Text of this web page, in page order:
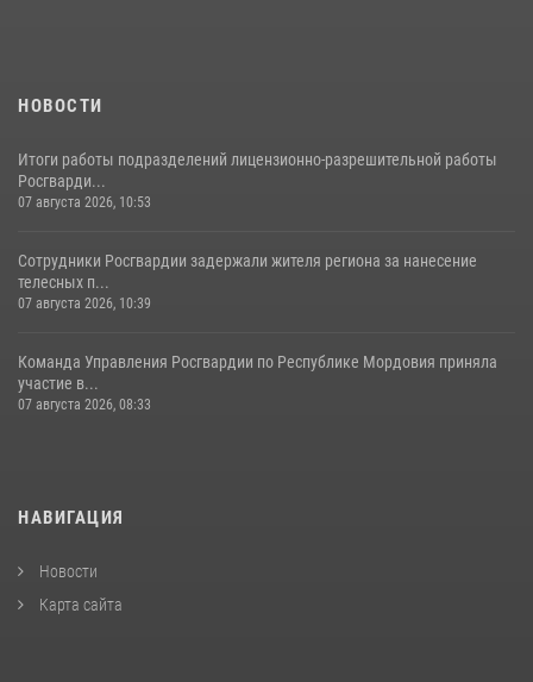
НОВОСТИ
Итоги работы подразделений лицензионно-разрешительной работы
Росгварди...
07 августа 2026, 10:53
Сотрудники Росгвардии задержали жителя региона за нанесение
телесных п...
07 августа 2026, 10:39
Команда Управления Росгвардии по Республике Мордовия приняла
участие в...
07 августа 2026, 08:33
НАВИГАЦИЯ
Новости
Карта сайта